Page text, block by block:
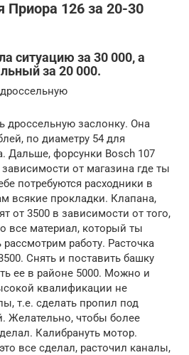
Приора 126 за 20-30
ситуацию за 30 000, а
за 20 000.
дроссельную заслонку. Она
по диаметру 54 для
Дальше, форсунки Bosch 107
зависимости от магазина где ты
потребуются расходники в
всякие прокладки. Клапана,
от 3500 в зависимости от того,
все материал, который ты
работу. Расточка
Снять и поставить башку
ее в районе 5000. Можно и
квалификации не
т.е. сделать пропил под
Желательно, чтобы более
Калибрануть мотор.
все сделал, расточил каналы,